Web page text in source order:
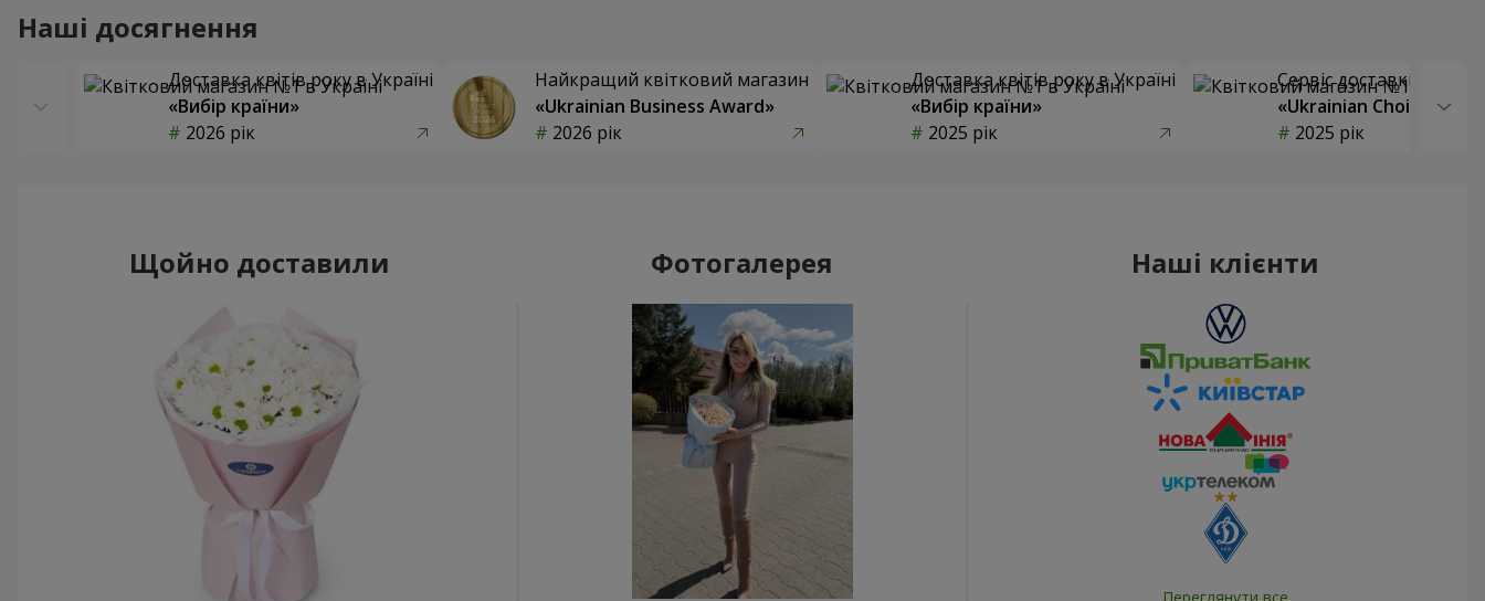
Наші досягнення
Доставка квітів року в Україні
«Вибір країни»
2026 рік
Найкращий квітковий магазин
«Ukrainian Business Award»
2026 рік
Доставка квітів року в Україні
«Вибір країни»
2025 рік
Сервіс доставки квітів
«Ukrainian Choice»
2025 рік
Щойно доставили Фотогалерея Наші клієнти